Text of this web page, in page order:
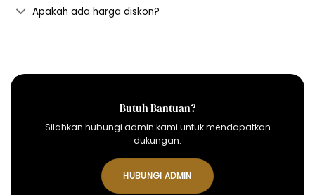
Apakah ada harga diskon?
Butuh Bantuan?
Silahkan hubungi admin kami untuk mendapatkan
dukungan.
HUBUNGI ADMIN